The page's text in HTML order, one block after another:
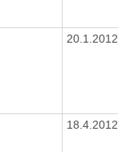
20.1.2012
18.4.2012